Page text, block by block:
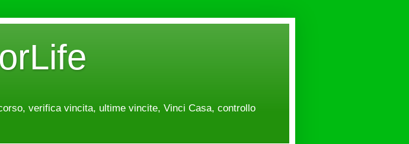
verifica vincita, ultime vincite, Vinci Casa, controllo